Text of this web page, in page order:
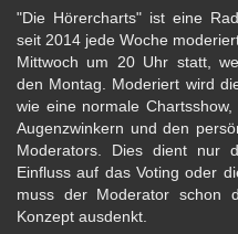
"Die Hörercharts" ist eine
seit 2014 jede Woche
Mittwoch um 20 Uhr statt,
den Montag. Moderiert wird
wie eine normale
Augenzwinkern und den
Moderators. Dies dient nur
Einfluss auf das Voting oder
muss der Moderator schon
Konzept ausdenkt.